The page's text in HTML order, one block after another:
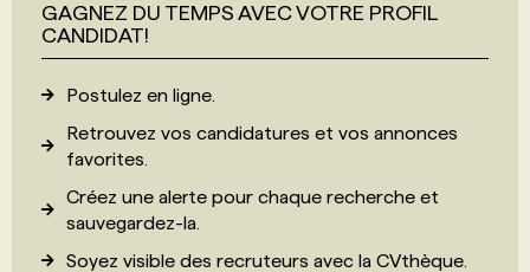
GAGNEZ DU TEMPS AVEC VOTRE PROFIL
CANDIDAT!
Postulez en ligne.
Retrouvez vos candidatures et vos annonces
favorites.
Créez une alerte pour chaque recherche et
sauvegardez-la.
Soyez visible des recruteurs avec la CVthèque